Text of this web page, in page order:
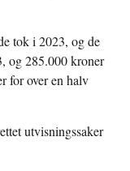
tok i 2023, og de
og 285.000 kroner
for over en halv
utvisningssaker